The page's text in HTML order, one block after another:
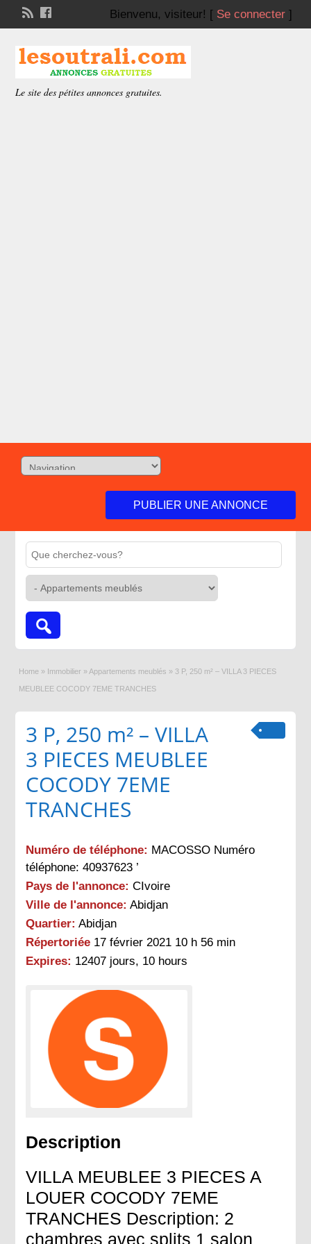
Bienvenu, visiteur! [ Se connecter]
Le site des pétites annonces gratuites.
PUBLIER UNE ANNONCE
Home » Immobilier » Appartements meublés » 3 P, 250 m² – VILLA 3 PIECES
MEUBLEE COCODY 7EME TRANCHES
3 P, 250 m² – VILLA
3 PIECES MEUBLEE
COCODY 7EME
TRANCHES
Numéro de téléphone: MACOSSO Numéro
téléphone: 40937623 ’
Pays de l'annonce: CIvoire
Ville de l'annonce: Abidjan
Quartier: Abidjan
Répertoriée 17 février 2021 10 h 56 min
Expires: 12407 jours, 10 hours
Description
VILLA MEUBLEE 3 PIECES A
LOUER COCODY 7EME
TRANCHES Description: 2
chambres avec splits 1 salon